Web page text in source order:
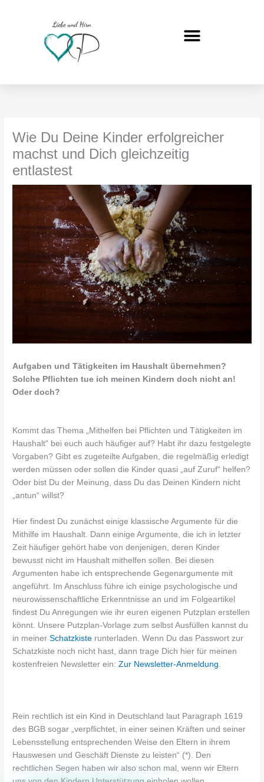
Wie Du Deine Kinder erfolgreicher
machst und Dich gleichzeitig
entlastest
Aufgaben und Tätigkeiten im Haushalt übernehmen?
Solche Pflichten tue ich meinen Kindern doch nicht an!
Oder doch?
Kommt das Thema „Mithelfen bei Pflichten und Tätigkeiten im
Haushalt“ bei euch auch häufiger auf? Habt ihr dazu festgelegte
Vorgaben? Gibt es zugeteilte Aufgaben, die regelmäßig erledigt
werden müssen oder sollen die Kinder quasi „auf Zuruf“ helfen?
Oder bist Du der Meinung, dass Du das Deinen Kindern nicht
„antun“ willst?
Hier findest Du zunächst einige klassische Argumente für die
Mithilfe im Haushalt. Dann einige Argumente, die ich in letzter
Zeit häufiger gehört habe von denjenigen, deren Kinder
bewusst nicht im Haushalt mithelfen sollen. Bei diesen
Argumenten habe ich entsprechende Gegenargumente mit
angeführt. Im Anschluss führe ich einige psychologische und
neurowissenschaftliche Erkenntnisse an und im Folgeartikel
findest Du Anregungen wie ihr euren eigenen Putzplan erstellen
könnt. Unsere Putzplan-Vorlage zum selbst Ausfüllen kannst du
in meinerSchatzkiste runterladen. Wenn Du das Passwort zur
Schatzkiste noch nicht hast, dann trage Dich hier für meinen
kostenfreien Newsletter ein:Zur Newsletter-Anmeldung.
Rein rechtlich ist ein Kind in Deutschland laut Paragraph 1619
des BGB sogar „verpflichtet, in einer seinen Kräften und seiner
Lebensstellung entsprechenden Weise den Eltern in ihrem
Hauswesen und Geschäft Dienste zu leisten“ (*). Den
rechtlichen Segen haben wir also schon mal, wenn wir Eltern